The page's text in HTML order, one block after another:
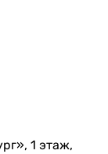
1 этаж,